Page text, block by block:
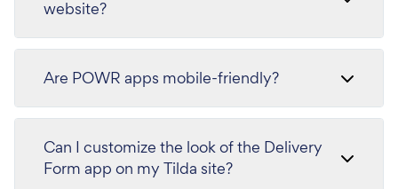
website?
Are POWR apps mobile-friendly?
Can I customize the look of the Delivery
Form app on my Tilda site?